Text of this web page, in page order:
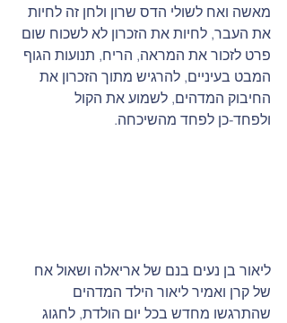
מאשה ואח לשולי הדס שרון ולחן זה לחיות
את העבר, לחיות את הזכרון לא לשכוח שום
פרט לזכור את המראה, הריח, תנועות הגוף
המבט בעיניים, להרגיש מתוך הזכרון את
החיבוק המדהים, לשמוע את הקול
ולפחד-כן לפחד מהשיכחה.
ליאור בן נעים בנם של אריאלה ושאול אח
של קרן ואמיר ליאור הילד המדהים
שהתרגשו מחדש בכל יום הולדת, לחגוג